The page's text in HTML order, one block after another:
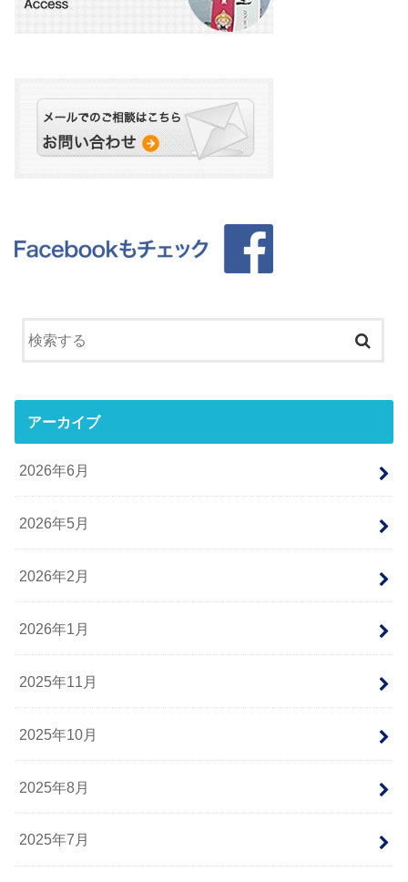
アーカイブ
2026年6月
2026年5月
2026年2月
2026年1月
2025年11月
2025年10月
2025年8月
2025年7月